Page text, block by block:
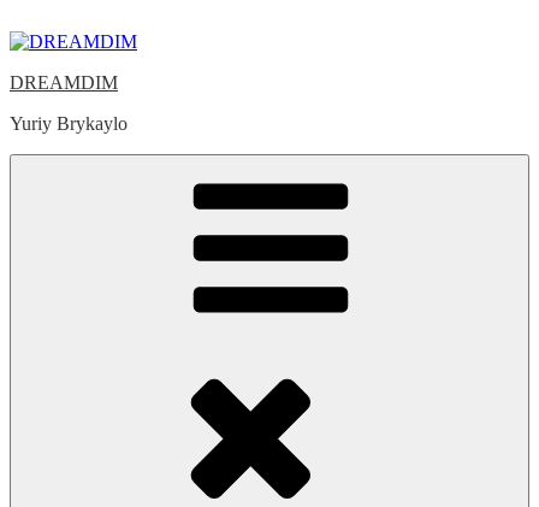
to
DREAMDIM
Yuriy Brykaylo